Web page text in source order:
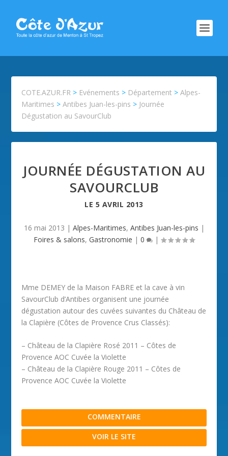
COTE.AZUR.FR > Evénements > Département >Alpes-
Maritimes >Antibes Juan-les-pins > Journée
Dégustation au SavourClub
JOURNÉE DÉGUSTATION AU
SAVOURCLUB
LE 5 AVRIL 2013
16 mai 2013 | Alpes-Maritimes, Antibes Juan-les-pins |
Foires & salons, Gastronomie | 0 |
Mme DEMEY de la Maison FABRE et la cave à vin
SavourClub d’Antibes organisent une journée
dégustation autour des cuvées suivantes du Château de
la Clapière (Côtes de Provence Crus Classés):
– Château de la Clapière Rosé 2011 – Côtes de
Provence AOC Cuvée la Violette
– Château de la Clapière Rouge 2011 – Côtes de
Provence AOC Cuvée la Violette
COMMENTAIRE
VOIR LE SITE